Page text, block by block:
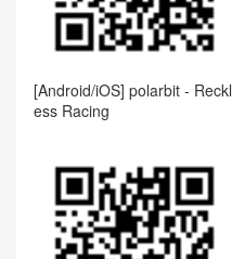
[Android/iOS] polarbit - Reckl
ess Racing